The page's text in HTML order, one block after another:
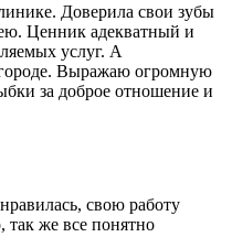
Доверила свои зубы
Ценник адекватный и
услуг. А
Выражаю огромную
за доброе отношение и
свою работу
так же все понятно